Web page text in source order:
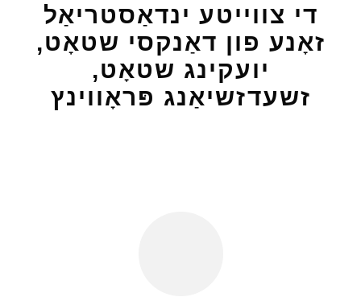
די צווייטע ינדאַסטריאַל
זאָנע פון ​​דאַנקסי שטאָט,
יועקינג שטאָט,
זשעדזשיאַנג פּראָווינץ